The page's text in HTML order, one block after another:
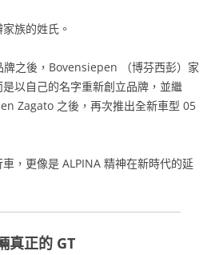
族的姓氏。
牌之後，Bovensiepen （博芬西彭）家
以自己的名字重新創立品牌，並繼
Zagato 之後，再次推出全新車型 05
，更像是 ALPINA 精神在新時代的延
真正的 GT